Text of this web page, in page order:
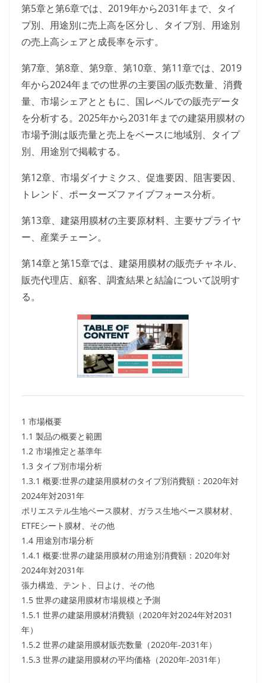
第5章と第6章では、2019年から2031年まで、タイ
プ別、用途別に売上高を区分し、タイプ別、用途別
の売上高シェアと成長率を示す。
第7章、第8章、第9章、第10章、第11章では、2019
年から2024年までの世界の主要国の販売数量、消費
量、市場シェアとともに、国レベルでの販売データ
を分析する。2025年から2031年までの建築用膜材の
市場予測は販売量と売上をベースに地域別、タイプ
別、用途別で掲載する。
第12章、市場ダイナミクス、促進要因、阻害要因、
トレンド、ポーターズファイブフォース分析。
第13章、建築用膜材の主要原材料、主要サプライヤ
ー、産業チェーン。
第14章と第15章では、建築用膜材の販売チャネル、
販売代理店、顧客、調査結果と結論について説明す
る。
1 市場概要
1.1 製品の概要と範囲
1.2 市場推定と基準年
1.3 タイプ別市場分析
1.3.1 概要:世界の建築用膜材のタイプ別消費額：2020年対
2024年対2031年
ポリエステル生地ベース膜材、ガラス生地ベース膜材材、
ETFEシート膜材、その他
1.4 用途別市場分析
1.4.1 概要:世界の建築用膜材の用途別消費額：2020年対
2024年対2031年
張力構造、テント、日よけ、その他
1.5 世界の建築用膜材市場規模と予測
1.5.1 世界の建築用膜材消費額（2020年対2024年対2031
年）
1.5.2 世界の建築用膜材販売数量（2020年-2031年）
1.5.3 世界の建築用膜材の平均価格（2020年-2031年）